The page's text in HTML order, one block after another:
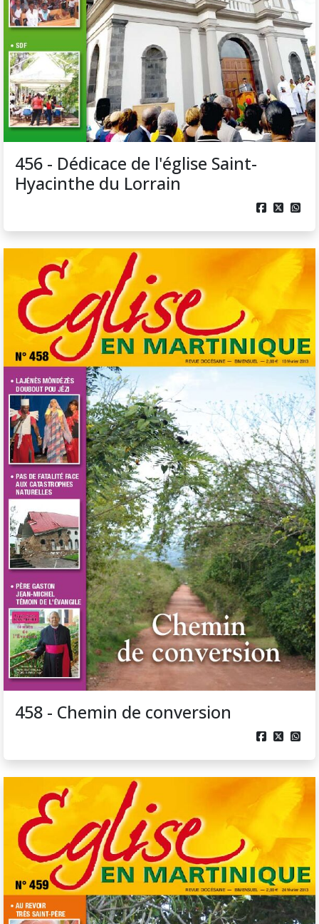
456 - Dédicace de l'église Saint-
Hyacinthe du Lorrain
  
458 - Chemin de conversion
  